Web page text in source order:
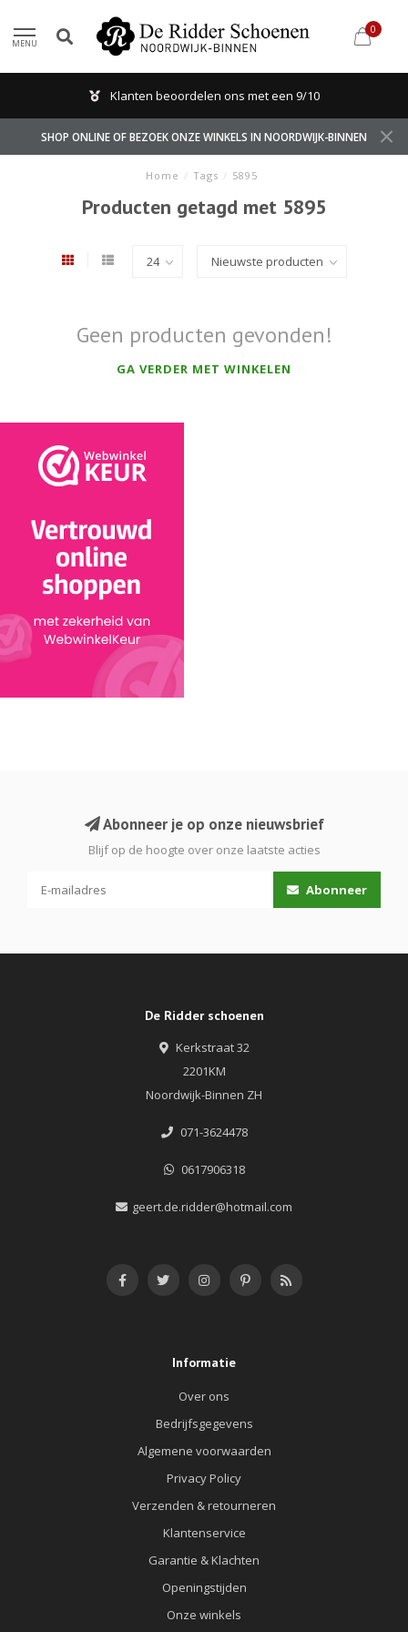
MENU
0
Klanten beoordelen ons met een 9/10
SHOP ONLINE OF BEZOEK ONZE WINKELS IN NOORDWIJK-BINNEN
Home / Tags / 5895
Producten getagd met 5895
Geen producten gevonden!
GA VERDER MET WINKELEN
Abonneer je op onze nieuwsbrief
Blijf op de hoogte over onze laatste acties
Abonneer
De Ridder schoenen
Kerkstraat 32
2201KM
Noordwijk-Binnen ZH
071-3624478
0617906318
geert.de.ridder@hotmail.com
Informatie
Over ons
Bedrijfsgegevens
Algemene voorwaarden
Privacy Policy
Verzenden & retourneren
Klantenservice
Garantie & Klachten
Openingstijden
Onze winkels